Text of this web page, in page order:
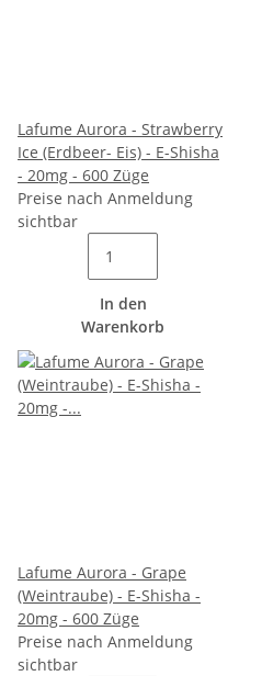
Lafume Aurora - Strawberry
Ice (Erdbeer- Eis) - E-Shisha
- 20mg - 600 Züge
Preise nach Anmeldung
sichtbar
In den
Warenkorb
Lafume Aurora - Grape
(Weintraube) - E-Shisha -
20mg - 600 Züge
Preise nach Anmeldung
sichtbar